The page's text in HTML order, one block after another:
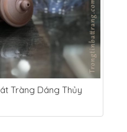
Tràng Dáng Thủy